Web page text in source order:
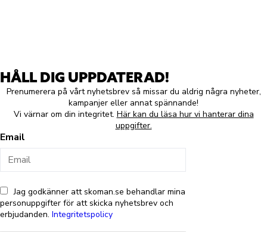
HÅLL DIG UPPDATERAD!
Prenumerera på vårt nyhetsbrev så missar du aldrig några nyheter,
kampanjer eller annat spännande!
Vi värnar om din integritet. Här kan du läsa hur vi hanterar dina
uppgifter.
Email
Jag godkänner att skoman.se behandlar mina
personuppgifter för att skicka nyhetsbrev och
erbjudanden. Integritetspolicy